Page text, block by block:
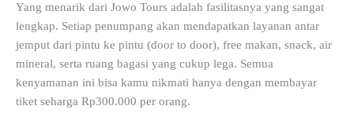
Yang menarik dari Jowo Tours adalah fasilitasnya yang sangat
lengkap. Setiap penumpang akan mendapatkan layanan antar
jemput dari pintu ke pintu (door to door), free makan, snack, air
mineral, serta ruang bagasi yang cukup lega. Semua
kenyamanan ini bisa kamu nikmati hanya dengan membayar
tiket seharga Rp300.000 per orang.